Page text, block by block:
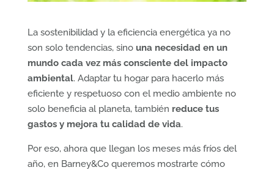
La sostenibilidad y la eficiencia energética ya no
son solo tendencias, sino una necesidad en un
mundo cada vez más consciente del impacto
ambiental. Adaptar tu hogar para hacerlo más
eficiente y respetuoso con el medio ambiente no
solo beneficia al planeta, también reduce tus
gastos y mejora tu calidad de vida.
Por eso, ahora que llegan los meses más fríos del
año, en Barney&Co queremos mostrarte cómo